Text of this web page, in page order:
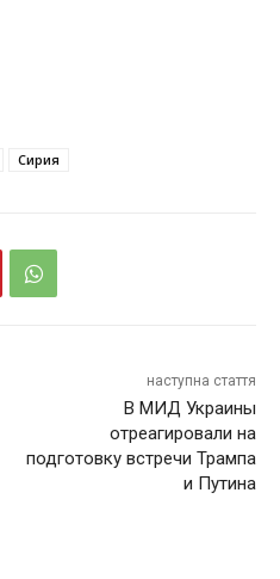
Сирия
наступна стаття
В МИД Украины
отреагировали на
подготовку встречи Трампа
и Путина